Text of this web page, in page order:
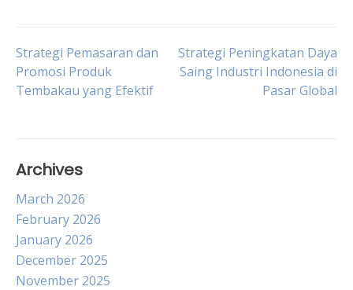
Post
navigation
Strategi Pemasaran dan
Promosi Produk
Tembakau yang Efektif
Strategi Peningkatan Daya
Saing Industri Indonesia di
Pasar Global
Archives
March 2026
February 2026
January 2026
December 2025
November 2025